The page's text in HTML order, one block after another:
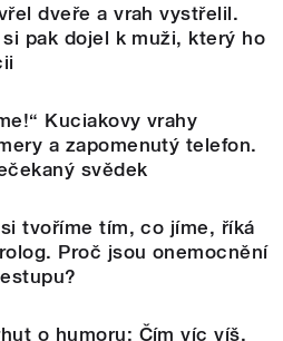
dveře a vrah vystřelil.
pak dojel k muži, který ho
Kuciakovy vrahy
a zapomenutý telefon.
svědek
tvoříme tím, co jíme, říká
Proč jsou onemocnění
o humoru: Čím víc víš,